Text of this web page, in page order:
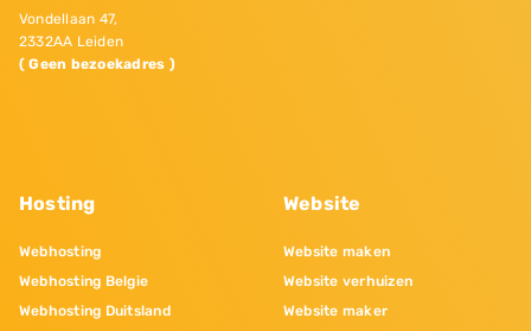
Vondellaan 47,
2332AA Leiden
( Geen bezoekadres )
Hosting
Webhosting
Webhosting Belgie
Webhosting Duitsland
Website
Website maken
Website verhuizen
Website maker